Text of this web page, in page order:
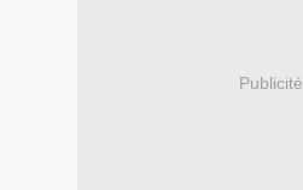
Publicité